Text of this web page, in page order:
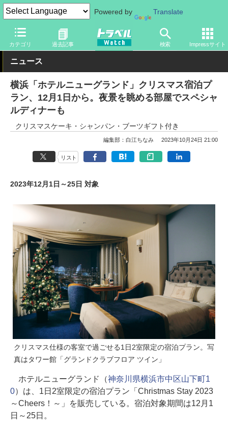
Powered by Translate
カテゴリ 過去記事 検索 Impressサイト
トラベル Watch 旅の情報 ホテル・旅館 宿泊
ニュース
横浜「ホテルニューグランド」クリスマス宿泊プ
ラン、12月1日から。夜景を眺める部屋でスペシャ
ルディナーも
クリスマスケーキ・シャンパン・ブーツギフト付き
編集部：白江ちなみ 2023年10月24日 21:00
リスト
2023年12月1日～25日 対象
クリスマス仕様の客室で過ごせる1日2室限定の宿泊プラン。写
真はタワー館「グランドクラブフロア ツイン」
ホテルニューグランド（神奈川県横浜市中区山下町1
0）は、1日2室限定の宿泊プラン「Christmas Stay 2023
～Cheers！～」を販売している。宿泊対象期間は12月1
日～25日。